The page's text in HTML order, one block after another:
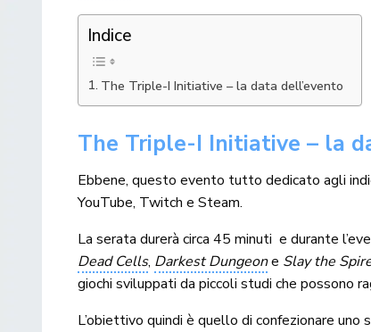
Indice
The Triple-I Initiative – la data dell’evento
The Triple-I Initiative – la
Ebbene, questo evento tutto dedicato agli
YouTube, Twitch e Steam.
La serata durerà circa 45 minuti e durante
Dead Cells, Darkest Dungeone Slay the
giochi sviluppati da piccoli studi che possono
L’obiettivo quindi è quello di confezionare